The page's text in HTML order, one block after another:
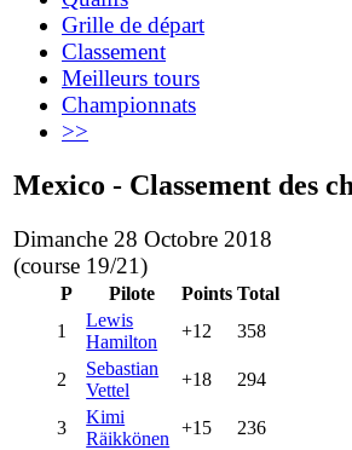
Grille de départ
Classement
Meilleurs tours
Championnats
>>
Mexico - Classement des
Dimanche 28 Octobre 2018
(course 19/21)
P Pilote Points Total
1
Lewis
Hamilton
+12 358
2
Sebastian
Vettel
+18 294
3
Kimi
Räikkönen
+15 236